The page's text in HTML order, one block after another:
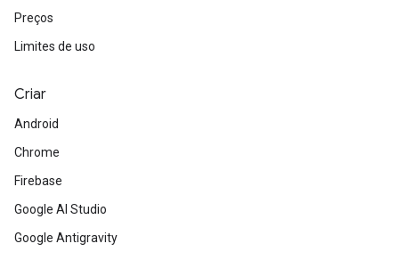
Preços
Limites de uso
Criar
Android
Chrome
Firebase
Google AI Studio
Google Antigravity